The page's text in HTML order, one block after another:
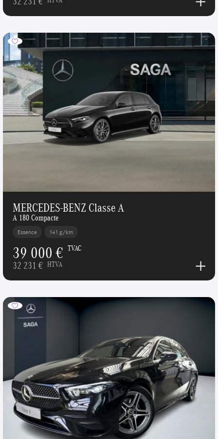
MERCEDES-BENZ Classe A
A 180 Compacte
Essence 141 g/km
39 000 € TVAC
32 231 € HTVA